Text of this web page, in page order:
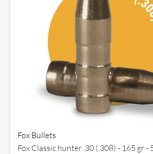
Fox Bullets
Fox Classic hunter .30 (.308) - 165 gr -